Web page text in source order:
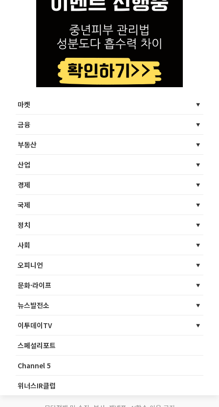
마켓
금융
부동산
산업
경제
국제
정치
사회
오피니언
문화·라이프
뉴스발전소
이투데이TV
스페셜리포트
Channel 5
위너스IR클럽